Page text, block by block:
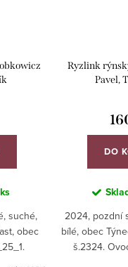
suché,
obec
Ryzlink
Pavel,
DO
2024, pozdní
bílé, obec
š.2324.